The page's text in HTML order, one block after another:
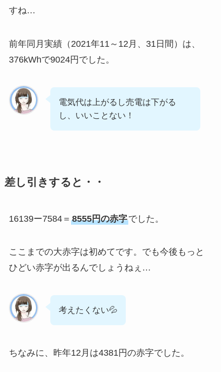
すね…
前年同月実績（2021年11～12月、31日間）は、
376kWhで9024円でした。
電気代は上がるし売電は下がる
し、いいことない！
差し引きすると・・
16139ー7584＝ 8555円の赤字でした。
ここまでの大赤字は初めてです。でも今後もっと
ひどい赤字が出るんでしょうねぇ…
考えたくない💦
ちなみに、昨年12月は4381円の赤字でした。